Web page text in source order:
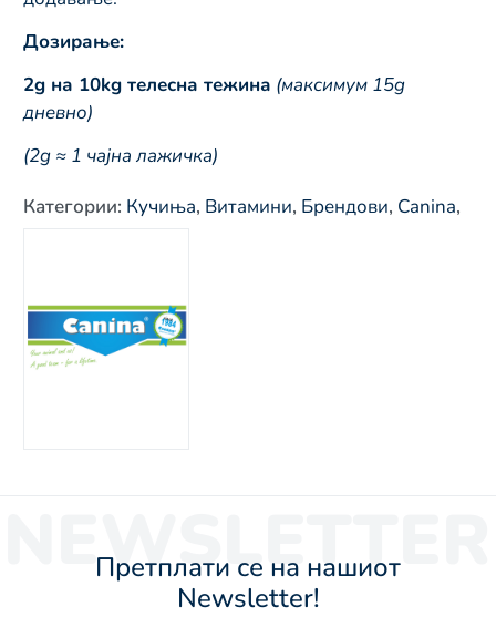
Дозирање:
2g на 10kg телесна тежина (максимум 15g
дневно)
(2g ≈ 1 чајна лажичка)
Категории: Кучиња, Витамини, Брендови, Canina,
NEWSLETTER
Претплати се на нашиот
Newsletter!